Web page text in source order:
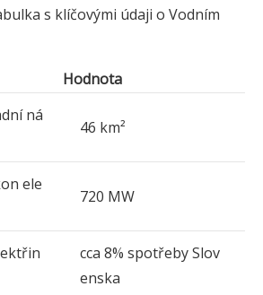
s klíčovými údaji o Vodním
Hodnota
ná
46 km²
ele
720 MW
cca 8% spotřeby Slov
enska